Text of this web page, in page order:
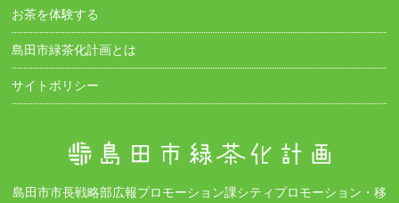
お茶を体験する
島田市緑茶化計画とは
サイトポリシー
島田市市長戦略部広報プロモーション課シティプロモーション・移